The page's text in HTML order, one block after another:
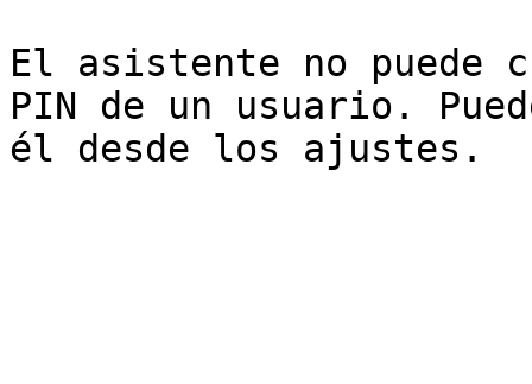
El asistente no puede
PIN de un usuario.